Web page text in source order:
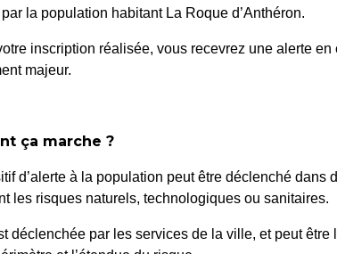
reprise de 41
signature du
09/25 –
temporaire
la population habitant La Roque d’Anthéron.
inscription réalisée, vous recevrez une alerte en
majeur.
ça marche ?
d’alerte à la population peut être déclenché dans
les risques naturels, technologiques ou sanitaires.
déclenchée par les services de la ville, et peut être